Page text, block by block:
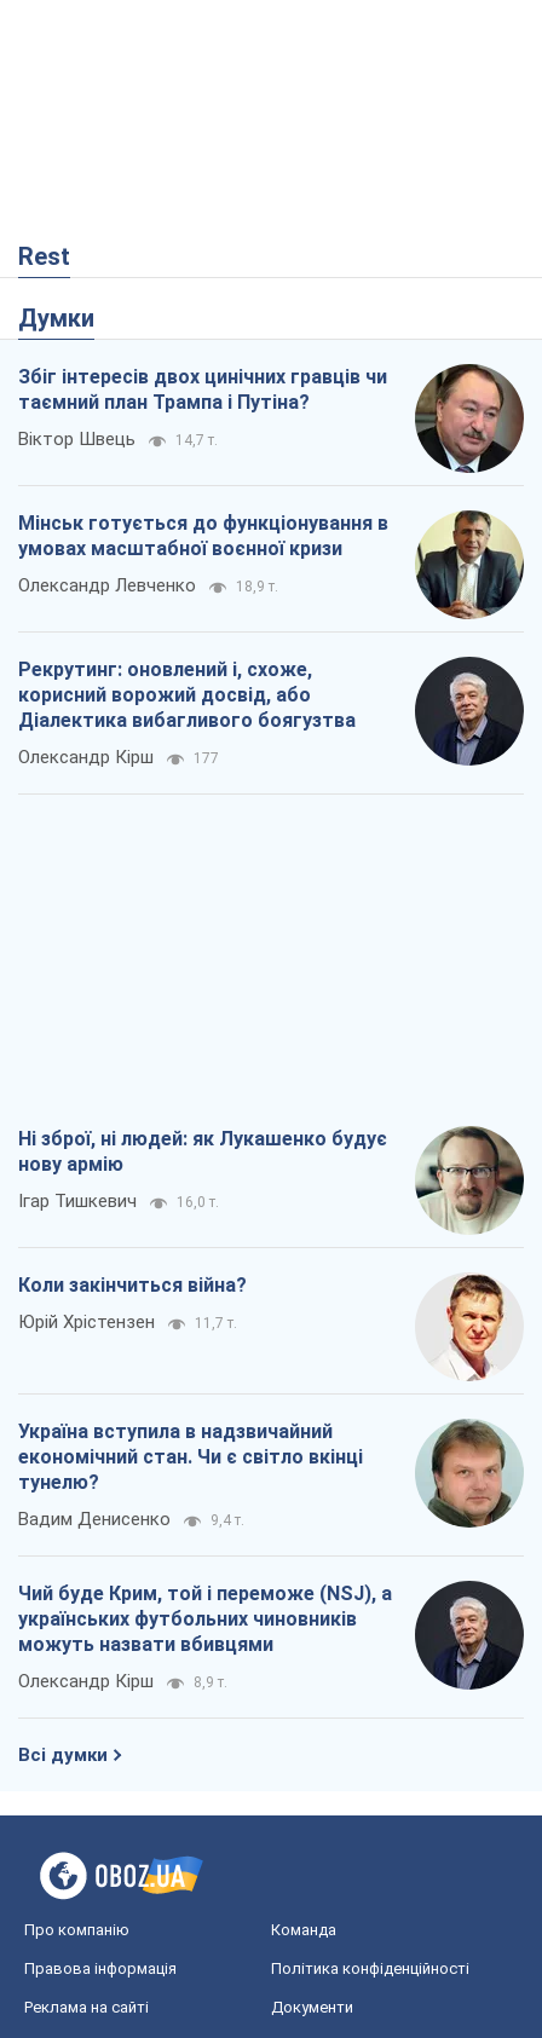
Rest
Думки
Збіг інтересів двох цинічних гравців чи
таємний план Трампа і Путіна?
Віктор Швець 14,7 т.
Мінськ готується до функціонування в
умовах масштабної воєнної кризи
Олександр Левченко 18,9 т.
Рекрутинг: оновлений і, схоже,
корисний ворожий досвід, або
Діалектика вибагливого боягузтва
Олександр Кірш 177
Ні зброї, ні людей: як Лукашенко будує
нову армію
Ігар Тишкевич 16,0 т.
Коли закінчиться війна?
Юрій Хрістензен 11,7 т.
Україна вступила в надзвичайний
економічний стан. Чи є світло вкінці
тунелю?
Вадим Денисенко 9,4 т.
Чий буде Крим, той і переможе (NSJ), а
українських футбольних чиновників
можуть назвати вбивцями
Олександр Кірш 8,9 т.
Всі думки
Про компанію Команда
Правова інформація Політика конфіденційності
Реклама на сайті Документи